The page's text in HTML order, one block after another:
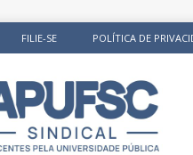
FILIE-SE POLÍTICA DE